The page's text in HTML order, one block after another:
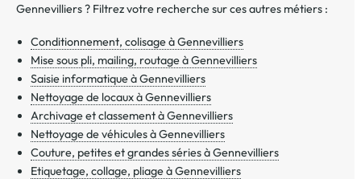
Gennevilliers ? Filtrez votre recherche sur ces autres métiers :
Conditionnement, colisage à Gennevilliers
Mise sous pli, mailing, routage à Gennevilliers
Saisie informatique à Gennevilliers
Nettoyage de locaux à Gennevilliers
Archivage et classement à Gennevilliers
Nettoyage de véhicules à Gennevilliers
Couture, petites et grandes séries à Gennevilliers
Etiquetage, collage, pliage à Gennevilliers